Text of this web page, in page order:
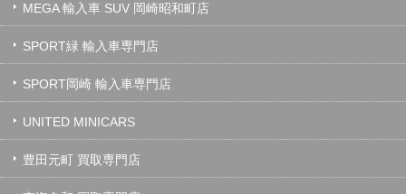
MEGA 輸入車 SUV 岡崎昭和町店
SPORT緑 輸入車専門店
SPORT岡崎 輸入車専門店
UNITED MINICARS
豊田元町 買取専門店